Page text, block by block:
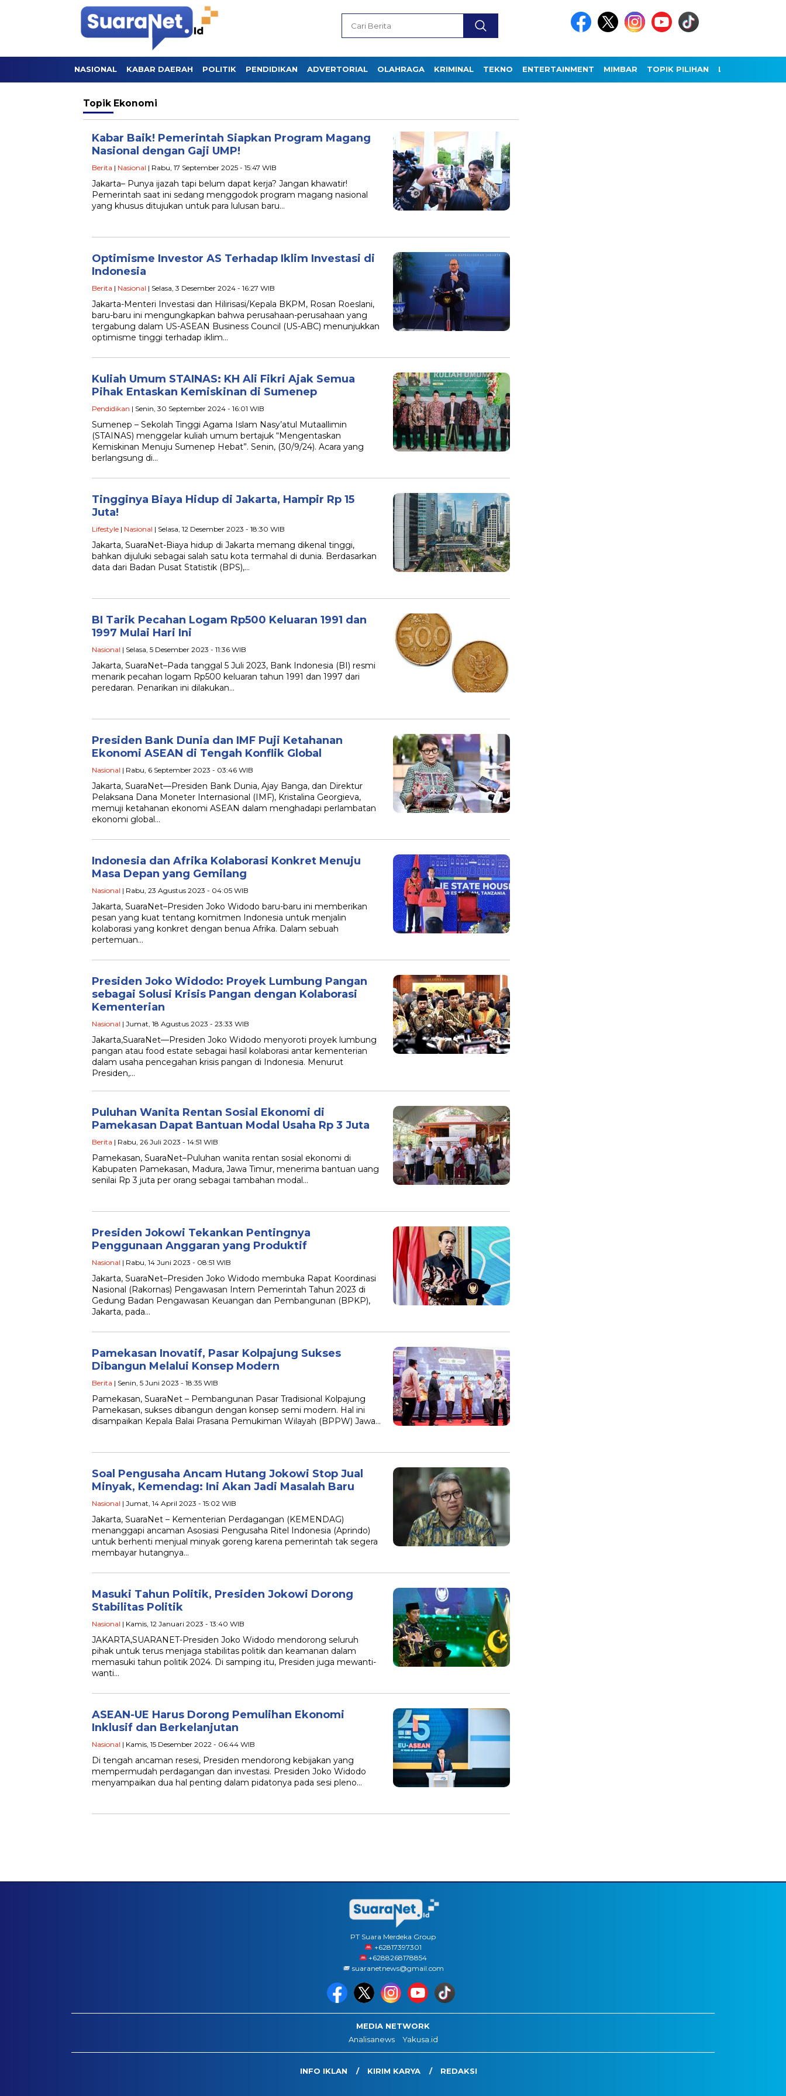
NASIONAL KABAR DAERAH POLITIK PENDIDIKAN ADVERTORIAL OLAHRAGA KRIMINAL TEKNO ENTERTAINMENT MIMBAR TOPIK PILIHAN LAINNYA
Topik Ekonomi
Kabar Baik! Pemerintah Siapkan Program Magang
Nasional dengan Gaji UMP!
Berita | Nasional | Rabu, 17 September 2025 - 15:47 WIB
Jakarta– Punya ijazah tapi belum dapat kerja? Jangan khawatir!
Pemerintah saat ini sedang menggodok program magang nasional
yang khusus ditujukan untuk para lulusan baru…
Optimisme Investor AS Terhadap Iklim Investasi di
Indonesia
Berita | Nasional | Selasa, 3 Desember 2024 - 16:27 WIB
Jakarta-Menteri Investasi dan Hilirisasi/Kepala BKPM, Rosan Roeslani,
baru-baru ini mengungkapkan bahwa perusahaan-perusahaan yang
tergabung dalam US-ASEAN Business Council (US-ABC) menunjukkan
optimisme tinggi terhadap iklim…
Kuliah Umum STAINAS: KH Ali Fikri Ajak Semua
Pihak Entaskan Kemiskinan di Sumenep
Pendidikan | Senin, 30 September 2024 - 16:01 WIB
Sumenep – Sekolah Tinggi Agama Islam Nasy’atul Mutaallimin
(STAINAS) menggelar kuliah umum bertajuk “Mengentaskan
Kemiskinan Menuju Sumenep Hebat”. Senin, (30/9/24). Acara yang
berlangsung di…
Tingginya Biaya Hidup di Jakarta, Hampir Rp 15
Juta!
Lifestyle | Nasional | Selasa, 12 Desember 2023 - 18:30 WIB
Jakarta, SuaraNet-Biaya hidup di Jakarta memang dikenal tinggi,
bahkan dijuluki sebagai salah satu kota termahal di dunia. Berdasarkan
data dari Badan Pusat Statistik (BPS),…
BI Tarik Pecahan Logam Rp500 Keluaran 1991 dan
1997 Mulai Hari Ini
Nasional | Selasa, 5 Desember 2023 - 11:36 WIB
Jakarta, SuaraNet–Pada tanggal 5 Juli 2023, Bank Indonesia (BI) resmi
menarik pecahan logam Rp500 keluaran tahun 1991 dan 1997 dari
peredaran. Penarikan ini dilakukan…
Presiden Bank Dunia dan IMF Puji Ketahanan
Ekonomi ASEAN di Tengah Konflik Global
Nasional | Rabu, 6 September 2023 - 03:46 WIB
Jakarta, SuaraNet—Presiden Bank Dunia, Ajay Banga, dan Direktur
Pelaksana Dana Moneter Internasional (IMF), Kristalina Georgieva,
memuji ketahanan ekonomi ASEAN dalam menghadapi perlambatan
ekonomi global…
Indonesia dan Afrika Kolaborasi Konkret Menuju
Masa Depan yang Gemilang
Nasional | Rabu, 23 Agustus 2023 - 04:05 WIB
Jakarta, SuaraNet–Presiden Joko Widodo baru-baru ini memberikan
pesan yang kuat tentang komitmen Indonesia untuk menjalin
kolaborasi yang konkret dengan benua Afrika. Dalam sebuah
pertemuan…
Presiden Joko Widodo: Proyek Lumbung Pangan
sebagai Solusi Krisis Pangan dengan Kolaborasi
Kementerian
Nasional | Jumat, 18 Agustus 2023 - 23:33 WIB
Jakarta,SuaraNet—Presiden Joko Widodo menyoroti proyek lumbung
pangan atau food estate sebagai hasil kolaborasi antar kementerian
dalam usaha pencegahan krisis pangan di Indonesia. Menurut
Presiden,…
Puluhan Wanita Rentan Sosial Ekonomi di
Pamekasan Dapat Bantuan Modal Usaha Rp 3 Juta
Berita | Rabu, 26 Juli 2023 - 14:51 WIB
Pamekasan, SuaraNet–Puluhan wanita rentan sosial ekonomi di
Kabupaten Pamekasan, Madura, Jawa Timur, menerima bantuan uang
senilai Rp 3 juta per orang sebagai tambahan modal…
Presiden Jokowi Tekankan Pentingnya
Penggunaan Anggaran yang Produktif
Nasional | Rabu, 14 Juni 2023 - 08:51 WIB
Jakarta, SuaraNet–Presiden Joko Widodo membuka Rapat Koordinasi
Nasional (Rakornas) Pengawasan Intern Pemerintah Tahun 2023 di
Gedung Badan Pengawasan Keuangan dan Pembangunan (BPKP),
Jakarta, pada…
Pamekasan Inovatif, Pasar Kolpajung Sukses
Dibangun Melalui Konsep Modern
Berita | Senin, 5 Juni 2023 - 18:35 WIB
Pamekasan, SuaraNet – Pembangunan Pasar Tradisional Kolpajung
Pamekasan, sukses dibangun dengan konsep semi modern. Hal ini
disampaikan Kepala Balai Prasana Pemukiman Wilayah (BPPW) Jawa…
Soal Pengusaha Ancam Hutang Jokowi Stop Jual
Minyak, Kemendag: Ini Akan Jadi Masalah Baru
Nasional | Jumat, 14 April 2023 - 15:02 WIB
Jakarta, SuaraNet – Kementerian Perdagangan (KEMENDAG)
menanggapi ancaman Asosiasi Pengusaha Ritel Indonesia (Aprindo)
untuk berhenti menjual minyak goreng karena pemerintah tak segera
membayar hutangnya…
Masuki Tahun Politik, Presiden Jokowi Dorong
Stabilitas Politik
Nasional | Kamis, 12 Januari 2023 - 13:40 WIB
JAKARTA,SUARANET-Presiden Joko Widodo mendorong seluruh
pihak untuk terus menjaga stabilitas politik dan keamanan dalam
memasuki tahun politik 2024. Di samping itu, Presiden juga mewanti-
wanti…
ASEAN-UE Harus Dorong Pemulihan Ekonomi
Inklusif dan Berkelanjutan
Nasional | Kamis, 15 Desember 2022 - 06:44 WIB
Di tengah ancaman resesi, Presiden mendorong kebijakan yang
mempermudah perdagangan dan investasi. Presiden Joko Widodo
menyampaikan dua hal penting dalam pidatonya pada sesi pleno…
PT Suara Merdeka Group
‪+62817397301
+6288268178854
suaranetnews@gmail.com
MEDIA NETWORK
Analisanews
Yakusa.id
INFO IKLAN KIRIM KARYA REDAKSI